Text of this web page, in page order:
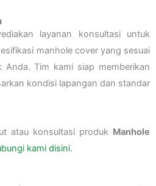
layanan konsultasi untuk
manhole cover yang sesuai
Anda. Tim kami siap memberikan
kondisi lapangan dan standar
atau konsultasi produk Manhole
kami disini.